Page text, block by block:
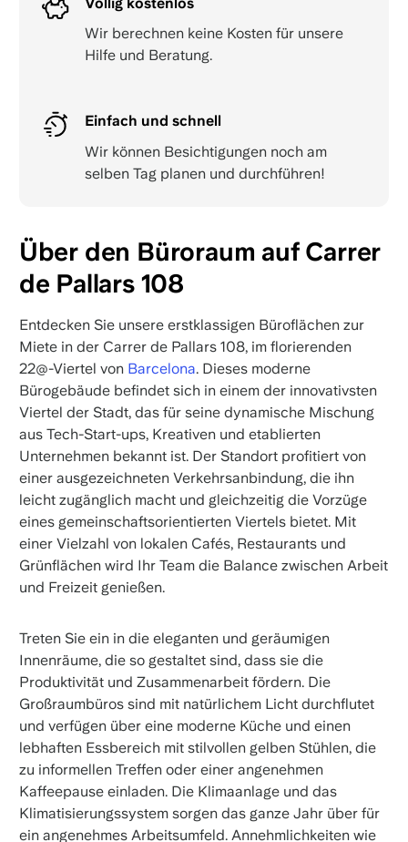
Wir berechnen keine Kosten für unsere
Hilfe und Beratung.
Einfach und schnell
Wir können Besichtigungen noch am
selben Tag planen und durchführen!
Über den Büroraum auf Carrer
de Pallars 108
Entdecken Sie unsere erstklassigen Büroflächen zur
Miete in der Carrer de Pallars 108, im florierenden
22@-Viertel von Barcelona. Dieses moderne
Bürogebäude befindet sich in einem der innovativsten
Viertel der Stadt, das für seine dynamische Mischung
aus Tech-Start-ups, Kreativen und etablierten
Unternehmen bekannt ist. Der Standort profitiert von
einer ausgezeichneten Verkehrsanbindung, die ihn
leicht zugänglich macht und gleichzeitig die Vorzüge
eines gemeinschaftsorientierten Viertels bietet. Mit
einer Vielzahl von lokalen Cafés, Restaurants und
Grünflächen wird Ihr Team die Balance zwischen Arbeit
und Freizeit genießen.
Treten Sie ein in die eleganten und geräumigen
Innenräume, die so gestaltet sind, dass sie die
Produktivität und Zusammenarbeit fördern. Die
Großraumbüros sind mit natürlichem Licht durchflutet
und verfügen über eine moderne Küche und einen
lebhaften Essbereich mit stilvollen gelben Stühlen, die
zu informellen Treffen oder einer angenehmen
Kaffeepause einladen. Die Klimaanlage und das
Klimatisierungssystem sorgen das ganze Jahr über für
ein angenehmes Arbeitsumfeld. Annehmlichkeiten wie